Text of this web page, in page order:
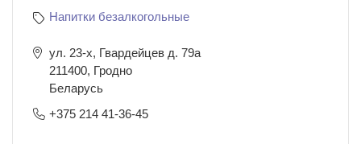
Напитки безалкогольные
ул. 23-х, Гвардейцев д. 79а
211400, Гродно
Беларусь
+375 214 41-36-45